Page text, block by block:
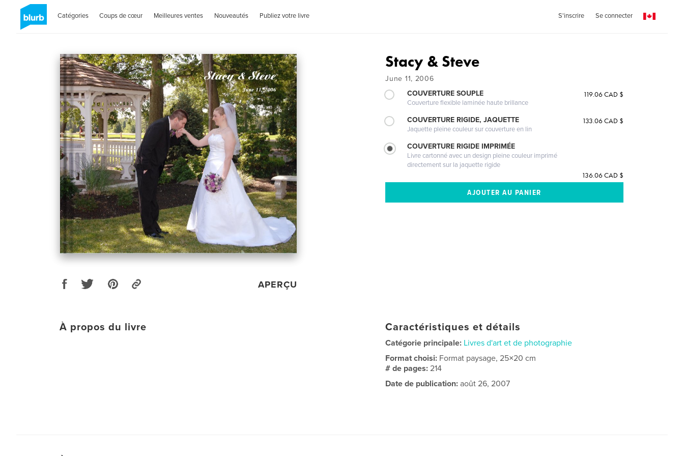
Catégories Coups de cœur Meilleures ventes Nouveautés Publiez votre livre S'inscrire Se connecter
APERÇU
Stacy & Steve
June 11, 2006
COUVERTURE SOUPLE
Couverture flexible laminée haute brillance
119.06 CAD $
COUVERTURE RIGIDE, JAQUETTE
Jaquette pleine couleur sur couverture en lin
133.06 CAD $
COUVERTURE RIGIDE IMPRIMÉE
Livre cartonné avec un design pleine couleur imprimé
directement sur la jaquette rigide
136.06 CAD $
À propos du livre Caractéristiques et détails
Catégorie principale: Livres d'art et de photographie
Format choisi: Format paysage, 25×20 cm
# de pages:214
Date de publication: août 26, 2007